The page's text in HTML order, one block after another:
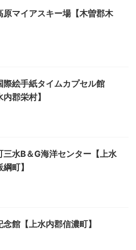
原マイアスキー場【木曽郡木
際絵手紙タイムカプセル館
内郡栄村】
三水B＆G海洋センター【上水
町】
念館【上水内郡信濃町】